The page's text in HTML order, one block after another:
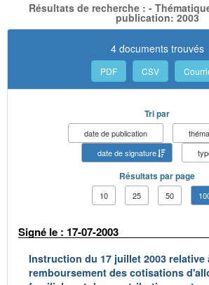
Résultats de recherche : -
publication: 2003
4 documents trouvés
PDF CSV
Tri par
date de publication
date de signature
Résultats par page
10 25 50
Signé le : 17-07-2003
Instruction du 17 juillet 2003 relative
remboursement des cotisations